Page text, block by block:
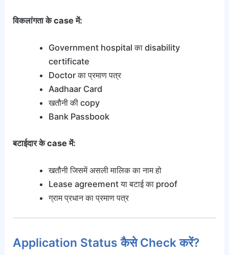
विकलांगता के case में:
Government hospital का disability
certificate
Doctor का प्रमाण पत्र
Aadhaar Card
खतौनी की copy
Bank Passbook
बटाईदार के case में:
खतौनी जिसमें असली मालिक का नाम हो
Lease agreement या बटाई का proof
ग्राम प्रधान का प्रमाण पत्र
Application Status कैसे Check करें?